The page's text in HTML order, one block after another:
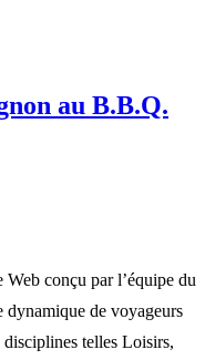
au B.B.Q.
conçu par l’équipe du
dynamique de voyageurs
disciplines telles Loisirs,